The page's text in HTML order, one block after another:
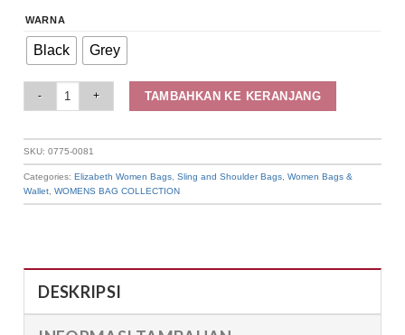
WARNA
Black Grey
TAMBAHKAN KE KERANJANG
SKU:0775-0081
Categories:Elizabeth Women Bags ,Sling and Shoulder Bags ,Women Bags &
Wallet ,WOMENS BAG COLLECTION
DESKRIPSI